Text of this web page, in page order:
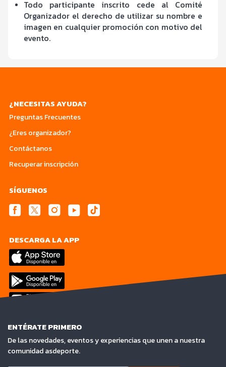
Todo participante inscrito cede al Comité
Organizador el derecho de utilizar su nombre e
imagen en cualquier promoción con motivo del
evento.
¿NECESITAS AYUDA?
Preguntas Frecuentes
¿Eres organizador?
Contáctanos
Recuperar inscripción
SÍGUENOS
DESCARGA LA APP
ENTÉRATE PRIMERO
De las novedades, eventos y experiencias que unen a nuestra
comunidad asdeporte.